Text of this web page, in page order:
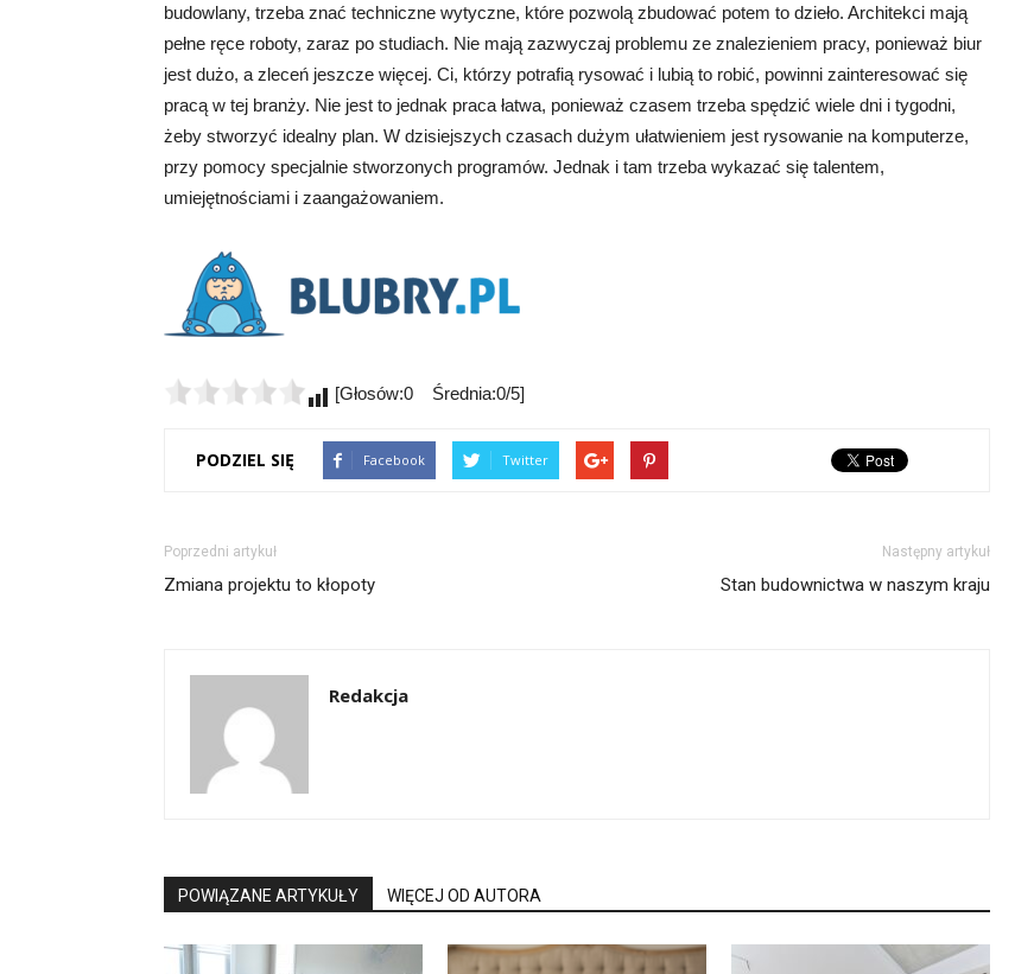
budowlany, trzeba znać techniczne wytyczne, które pozwolą zbudować potem to dzieło. Architekci mają
pełne ręce roboty, zaraz po studiach. Nie mają zazwyczaj problemu ze znalezieniem pracy, ponieważ biur
jest dużo, a zleceń jeszcze więcej. Ci, którzy potrafią rysować i lubią to robić, powinni zainteresować się
pracą w tej branży. Nie jest to jednak praca łatwa, ponieważ czasem trzeba spędzić wiele dni i tygodni,
żeby stworzyć idealny plan. W dzisiejszych czasach dużym ułatwieniem jest rysowanie na komputerze,
przy pomocy specjalnie stworzonych programów. Jednak i tam trzeba wykazać się talentem,
umiejętnościami i zaangażowaniem.
[Głosów:0 Średnia:0/5]
PODZIEL SIĘ Facebook Twitter
Poprzedni artykuł
Zmiana projektu to kłopoty
Następny artykuł
Stan budownictwa w naszym kraju
Redakcja
POWIĄZANE ARTYKUŁY WIĘCEJ OD AUTORA